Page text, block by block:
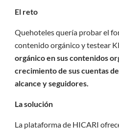
El reto
Quehoteles quería probar el
contenido orgánico y testear
orgánico en sus contenidos
crecimiento de sus cuentas
alcance y seguidores.
La solución
La plataforma de HICARI